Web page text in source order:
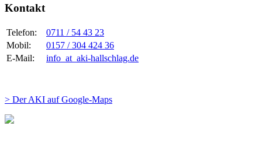
Kontakt
Telefon:
0711 / 54 43 23
Mobil:
0157 / 304 424 36
E-Mail:
info _at_ aki-hallschlag.de
> Der AKI auf Google-Maps